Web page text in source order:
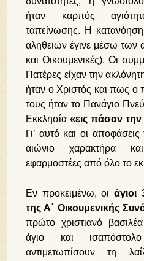
ήταν καρπός
ταπείνωσης. Η
αληθειών έγινε μέσω των
και Οικουμενικές). Οι
Πατέρες είχαν την
ήταν ο Χριστός και πως ο
τους ήταν το Πανάγιο
Εκκλησία«εις πάσαν την
Γι’ αυτό και οι
αιώνιο χαρακτήρα
εφαρμοστέες από όλο το
Εν προκειμένω, οι άγιοι
της Α΄ Οικουμενικής
πρώτο χριστιανό
άγιο και
αντιμετωπίσουν τη